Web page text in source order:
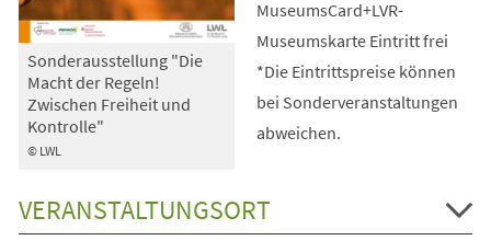
© LWL
Sonderausstellung "Die
Macht der Regeln!
Zwischen Freiheit und
Kontrolle"
MuseumsCard+LVR-
Museumskarte Eintritt frei
*Die Eintrittspreise können
bei Sonderveranstaltungen
abweichen.
VERANSTALTUNGSORT